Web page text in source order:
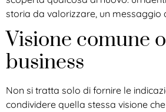
storia da valorizzare, un messaggio
Visione comune
business
Non si tratta solo di fornire le
condividere quella stessa visione